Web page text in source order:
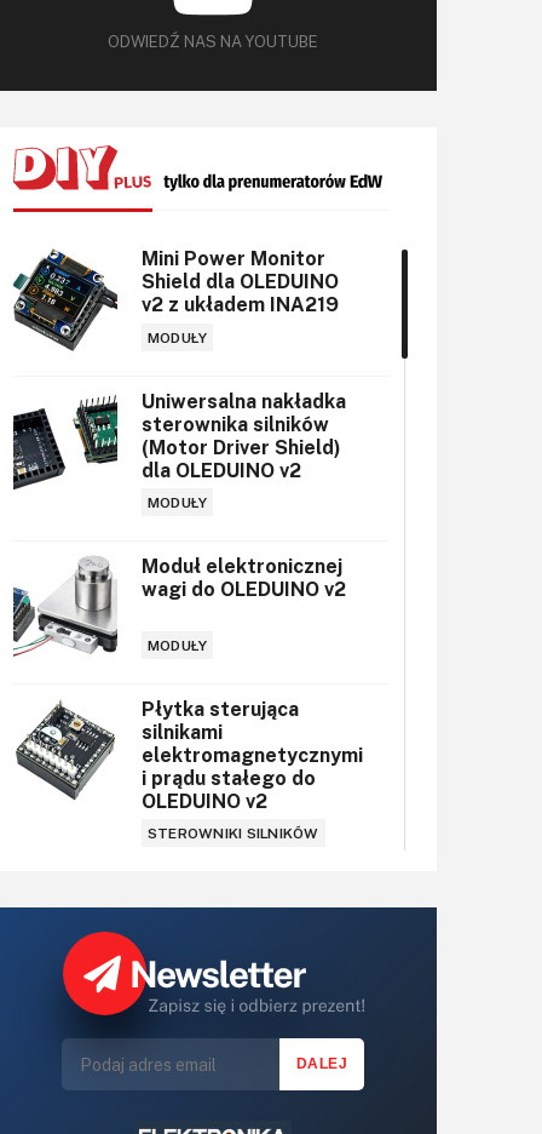
ODWIEDŹ NAS NA YOUTUBE
Mini Power Monitor
Shield dla OLEDUINO
v2 z układem INA219
MODUŁY
Uniwersalna nakładka
sterownika silników
(Motor Driver Shield)
dla OLEDUINO v2
MODUŁY
Moduł elektronicznej
wagi do OLEDUINO v2
MODUŁY
Płytka sterująca
silnikami
elektromagnetycznymi
i prądu stałego do
OLEDUINO v2
STEROWNIKI SILNIKÓW
Versatile Link
KOMUNIKACJA, RF
Wszechstronny